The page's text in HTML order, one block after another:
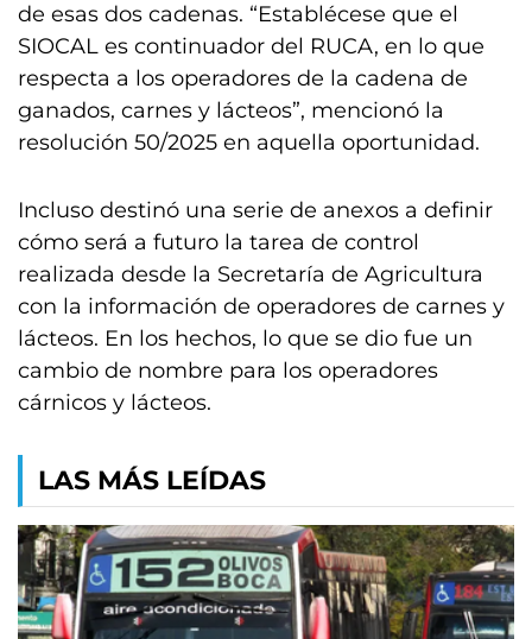
de esas dos cadenas. “Establécese que el
SIOCAL es continuador del RUCA, en lo que
respecta a los operadores de la cadena de
ganados, carnes y lácteos”, mencionó la
resolución 50/2025 en aquella oportunidad.
Incluso destinó una serie de anexos a definir
cómo será a futuro la tarea de control
realizada desde la Secretaría de Agricultura
con la información de operadores de carnes y
lácteos. En los hechos, lo que se dio fue un
cambio de nombre para los operadores
cárnicos y lácteos.
LAS MÁS LEÍDAS